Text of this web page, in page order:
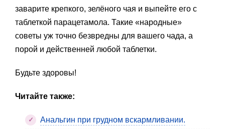
заварите крепкого, зелёного чая и выпейте его с
таблеткой парацетамола. Такие «народные»
советы уж точно безвредны для вашего чада, а
порой и действенней любой таблетки.
Будьте здоровы!
Читайте также:
Анальгин при грудном вскармливании.